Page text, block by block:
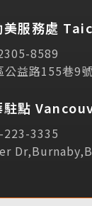
諮詢表單
立即諮詢
隱私權保護政策
美服務處
8589
公益路155巷9
駐點
223-3335